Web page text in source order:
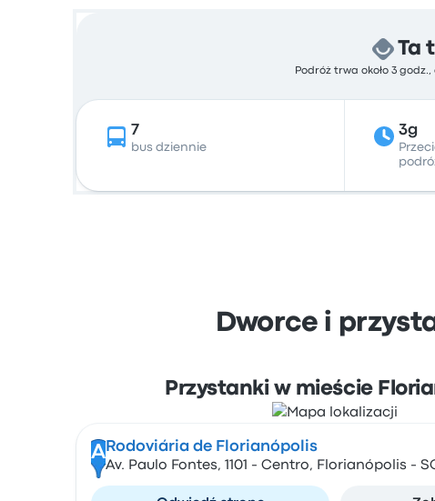
Ta
Podróż trwa około 3
7
bus dziennie
3g
Dworce i
Przystanki w mieście
A Rodoviária de Florianópolis
Av. Paulo Fontes, 1101 - Centro, Florianópolis -